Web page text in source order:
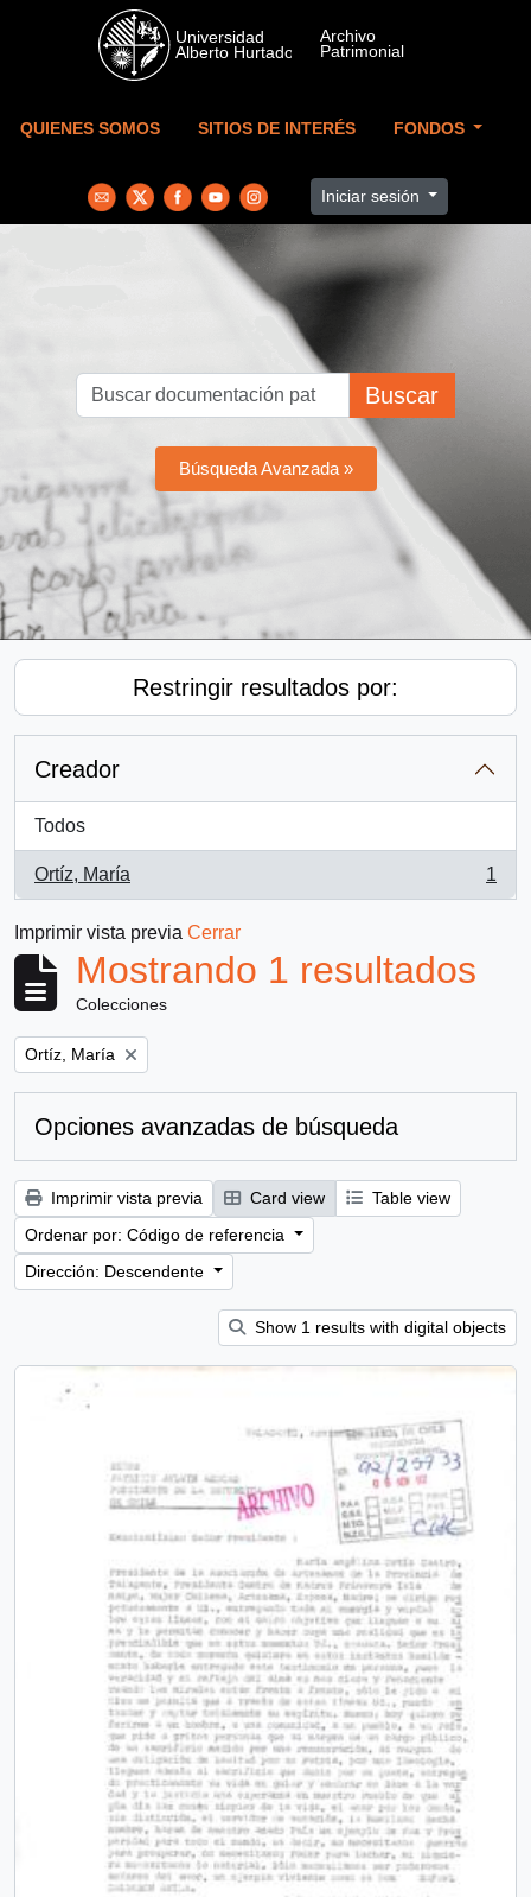
Skip to main content
QUIENES SOMOS SITIOS DE INTERÉS FONDOS
Iniciar sesión
Buscar
Búsqueda Avanzada »
Restringir resultados por:
Creador
Todos
Ortíz, María
, 1 resultados
1
Imprimir vista previa Cerrar
Mostrando 1 resultados
Colecciones
Remove filter:
Ortíz, María
Opciones avanzadas de búsqueda
Imprimir vista previa Card view
Table view
Ordenar por: Código de referencia
Dirección: Descendente
Show 1 results with digital objects